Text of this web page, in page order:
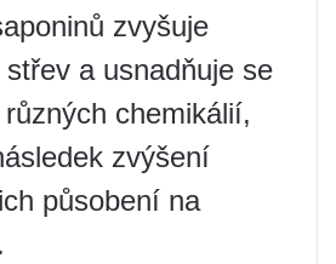
zvyšuje
a usnadňuje se
chemikálií,
zvýšení
působení na